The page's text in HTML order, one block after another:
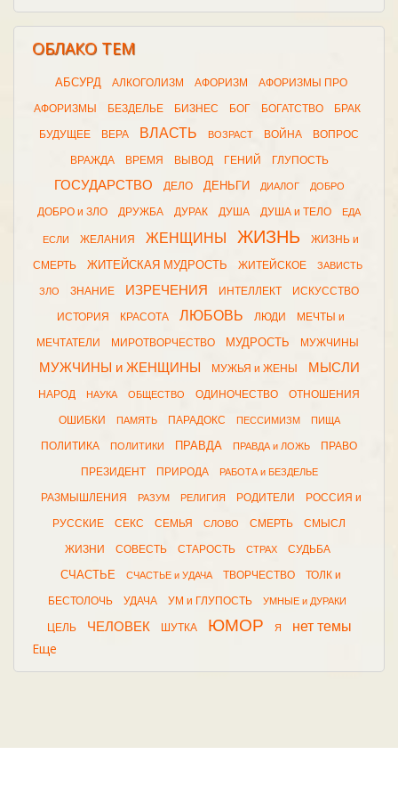
ОБЛАКО ТЕМ
АБСУРД АЛКОГОЛИЗМ АФОРИЗМ АФОРИЗМЫ ПРО
АФОРИЗМЫ БЕЗДЕЛЬЕ БИЗНЕС БОГ БОГАТСТВО БРАК
БУДУЩЕЕ ВЕРА ВЛАСТЬ ВОЗРАСТ ВОЙНА ВОПРОС
ВРАЖДА ВРЕМЯ ВЫВОД ГЕНИЙ ГЛУПОСТЬ
ГОСУДАРСТВО ДЕЛО ДЕНЬГИ ДИАЛОГ ДОБРО
ДОБРО и ЗЛО ДРУЖБА ДУРАК ДУША ДУША и ТЕЛО ЕДА
ЕСЛИ ЖЕЛАНИЯ ЖЕНЩИНЫ ЖИЗНЬ ЖИЗНЬ и
СМЕРТЬ ЖИТЕЙСКАЯ МУДРОСТЬ ЖИТЕЙСКОЕ ЗАВИСТЬ
ЗЛО ЗНАНИЕ ИЗРЕЧЕНИЯ ИНТЕЛЛЕКТ ИСКУССТВО
ИСТОРИЯ КРАСОТА ЛЮБОВЬ ЛЮДИ МЕЧТЫ и
МЕЧТАТЕЛИ МИРОТВОРЧЕСТВО МУДРОСТЬ МУЖЧИНЫ
МУЖЧИНЫ и ЖЕНЩИНЫ МУЖЬЯ и ЖЕНЫ МЫСЛИ
НАРОД НАУКА ОБЩЕСТВО ОДИНОЧЕСТВО ОТНОШЕНИЯ
ОШИБКИ ПАМЯТЬ ПАРАДОКС ПЕССИМИЗМ ПИЩА
ПОЛИТИКА ПОЛИТИКИ ПРАВДА ПРАВДА и ЛОЖЬ ПРАВО
ПРЕЗИДЕНТ ПРИРОДА РАБОТА и БЕЗДЕЛЬЕ
РАЗМЫШЛЕНИЯ РАЗУМ РЕЛИГИЯ РОДИТЕЛИ РОССИЯ и
РУССКИЕ СЕКС СЕМЬЯ СЛОВО СМЕРТЬ СМЫСЛ
ЖИЗНИ СОВЕСТЬ СТАРОСТЬ СТРАХ СУДЬБА
СЧАСТЬЕ СЧАСТЬЕ и УДАЧА ТВОРЧЕСТВО ТОЛК и
БЕСТОЛОЧЬ УДАЧА УМ и ГЛУПОСТЬ УМНЫЕ и ДУРАКИ
ЦЕЛЬ ЧЕЛОВЕК ШУТКА ЮМОР Я нет темы
Еще